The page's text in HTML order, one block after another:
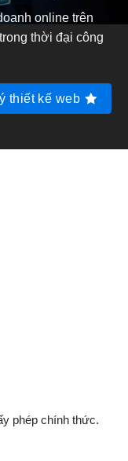
online trên
thời đại công
thiết kế web
phép chính thức.